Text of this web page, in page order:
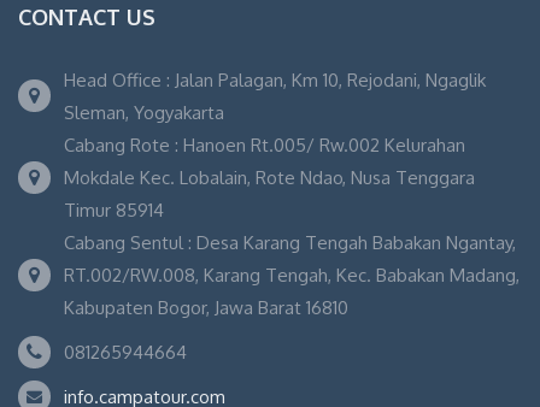
CONTACT US
Head Office : Jalan Palagan, Km 10, Rejodani, Ngaglik
Sleman, Yogyakarta
Cabang Rote : Hanoen Rt.005/ Rw.002 Kelurahan
Mokdale Kec. Lobalain, Rote Ndao, Nusa Tenggara
Timur 85914
Cabang Sentul : Desa Karang Tengah Babakan Ngantay,
RT.002/RW.008, Karang Tengah, Kec. Babakan Madang,
Kabupaten Bogor, Jawa Barat 16810
081265944664
info.campatour.com